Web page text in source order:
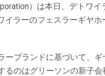
）は本日、デトワ
イラーのフェスラーギヤ
ーブランドに基づいて、
るのはグリーソンの新子